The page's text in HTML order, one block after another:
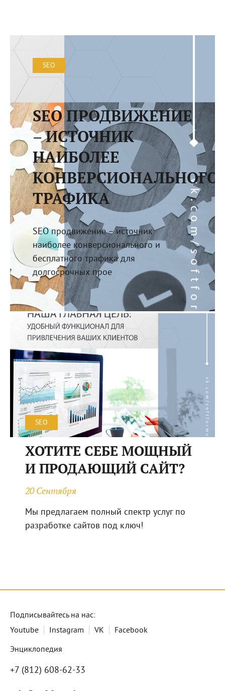
SEO
SEO ПРОДВИЖЕНИЕ
– ИСТОЧНИК
НАИБОЛЕЕ
КОНВЕРСИОНАЛЬНОГО
ТРАФИКА
SEO продвижение – источник
наиболее конверсионального и
бесплатного трафика для
долгосрочных прое
SEO
ХОТИТЕ СЕБЕ МОЩНЫЙ
И ПРОДАЮЩИЙ САЙТ?
20 Сентября
Мы предлагаем полный спектр услуг по
разработке сайтов под ключ!
Подписывайтесь на нас:
Youtube
Instagram VK
Facebook
Энциклопедия
+7 (812) 608-62-33